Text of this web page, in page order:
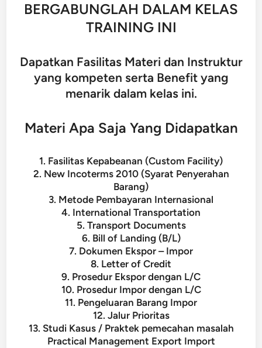
BERGABUNGLAH DALAM KELAS
TRAINING INI
Dapatkan Fasilitas Materi dan Instruktur
yang kompeten serta Benefit yang
menarik dalam kelas ini.
Materi Apa Saja Yang Didapatkan
1. Fasilitas Kepabeanan (Custom Facility)
2. New Incoterms 2010 (Syarat Penyerahan
Barang)
3. Metode Pembayaran Internasional
4. International Transportation
5. Transport Documents
6. Bill of Landing (B/L)
7. Dokumen Ekspor – Impor
8. Letter of Credit
9. Prosedur Ekspor dengan L/C
10. Prosedur Impor dengan L/C
11. Pengeluaran Barang Impor
12. Jalur Prioritas
13. Studi Kasus / Praktek pemecahan masalah
Practical Management Export Import